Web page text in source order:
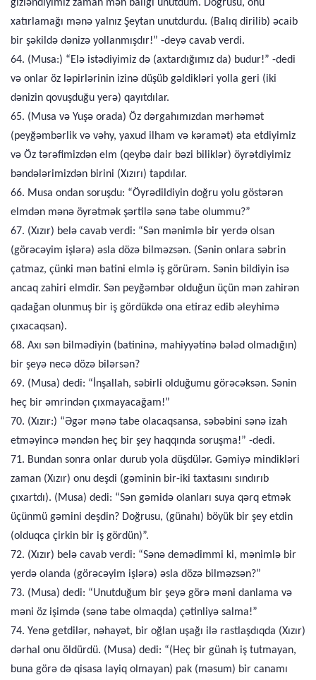
gizləndiyimiz zaman mən balığı unutdum. Doğrusu, onu
xatırlamağı mənə yalnız Şeytan unutdurdu. (Balıq dirilib) əcaib
bir şəkildə dənizə yollanmışdır!” -deyə cavab verdi.
64. (Musa:) “Elə istədiyimiz də (axtardığımız da) budur!” -dedi
və onlar öz ləpirlərinin izinə düşüb gəldikləri yolla geri (iki
dənizin qovuşduğu yerə) qayıtdılar.
65. (Musa və Yuşə orada) Öz dərgahımızdan mərhəmət
(peyğəmbərlik və vəhy, yaxud ilham və kəramət) əta etdiyimiz
və Öz tərəfimizdən elm (qeybə dair bəzi biliklər) öyrətdiyimiz
bəndələrimizdən birini (Xızırı) tapdılar.
66. Musa ondan soruşdu: “Öyrədildiyin doğru yolu göstərən
elmdən mənə öyrətmək şərtilə sənə tabe olummu?”
67. (Xızır) belə cavab verdi: “Sən mənimlə bir yerdə olsan
(görəcəyim işlərə) əsla dözə bilməzsən. (Sənin onlara səbrin
çatmaz, çünki mən batini elmlə iş görürəm. Sənin bildiyin isə
ancaq zahiri elmdir. Sən peyğəmbər olduğun üçün mən zahirən
qadağan olunmuş bir iş gördükdə ona etiraz edib əleyhimə
çıxacaqsan).
68. Axı sən bilmədiyin (batininə, mahiyyətinə bələd olmadığın)
bir şeyə necə dözə bilərsən?
69. (Musa) dedi: “İnşallah, səbirli olduğumu görəcəksən. Sənin
heç bir əmrindən çıxmayacağam!”
70. (Xızır:) “Əgər mənə tabe olacaqsansa, səbəbini sənə izah
etməyincə məndən heç bir şey haqqında soruşma!” -dedi.
71. Bundan sonra onlar durub yola düşdülər. Gəmiyə mindikləri
zaman (Xızır) onu deşdi (gəminin bir-iki taxtasını sındırıb
çıxartdı). (Musa) dedi: “Sən gəmidə olanları suya qərq etmək
üçünmü gəmini deşdin? Doğrusu, (günahı) böyük bir şey etdin
(olduqca çirkin bir iş gördün)”.
72. (Xızır) belə cavab verdi: “Sənə demədimmi ki, mənimlə bir
yerdə olanda (görəcəyim işlərə) əsla dözə bilməzsən?”
73. (Musa) dedi: “Unutduğum bir şeyə görə məni danlama və
məni öz işimdə (sənə tabe olmaqda) çətinliyə salma!”
74. Yenə getdilər, nəhayət, bir oğlan uşağı ilə rastlaşdıqda (Xızır)
dərhal onu öldürdü. (Musa) dedi: “(Heç bir günah iş tutmayan,
buna görə də qisasa layiq olmayan) pak (məsum) bir canamı